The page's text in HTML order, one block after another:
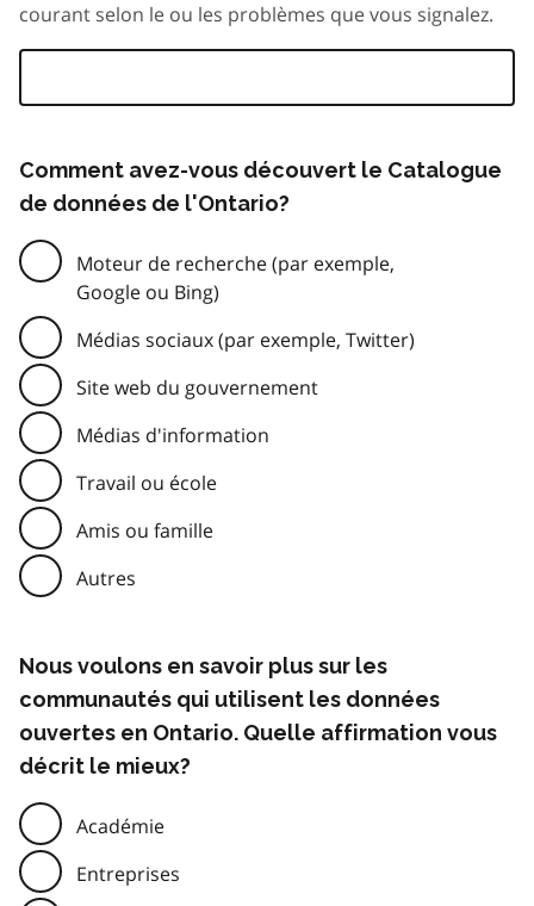
courant selon le ou les problèmes que vous signalez.
Comment avez-vous découvert le Catalogue
de données de l'Ontario?
Moteur de recherche (par exemple,
Google ou Bing)
Médias sociaux (par exemple, Twitter)
Site web du gouvernement
Médias d'information
Travail ou école
Amis ou famille
Autres
Nous voulons en savoir plus sur les
communautés qui utilisent les données
ouvertes en Ontario. Quelle affirmation vous
décrit le mieux?
Académie
Entreprises